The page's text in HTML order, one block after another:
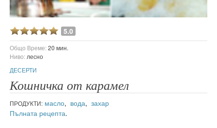
5.0
Общо Време:20 мин.
Ниво: лесно
ДЕСЕРТИ
Кошничка от карамел
ПРОДУКТИ: масло, вода, захар
Пълната рецепта.